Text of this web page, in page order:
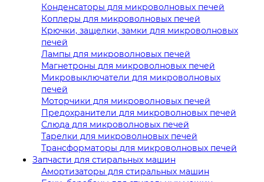
Конденсаторы для микроволновых печей
Коплеры для микроволновых печей
Крючки, защелки, замки для микроволновых
печей
Лампы для микроволновых печей
Магнетроны для микроволновых печей
Микровыключатели для микроволновых
печей
Моторчики для микроволновых печей
Предохранители для микроволновых печей
Слюда для микроволновых печей
Тарелки для микроволновых печей
Трансформаторы для микроволновых печей
Запчасти для стиральных машин
Амортизаторы для стиральных машин